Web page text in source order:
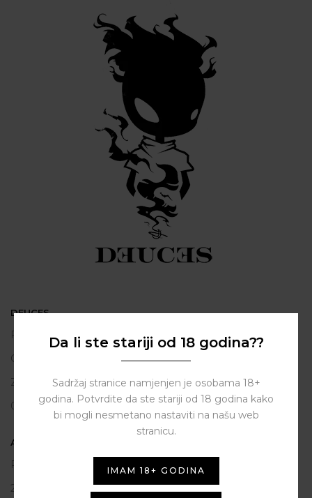
DEUCES
Polačišće 2
City Gallery
Zadar
098 163 2222
ASSIST HUB d.o.o.
Put vrljuge 13
23206 Sukošan
Da li ste stariji od 18 godina??
Sadržaj stranice namjenjen je osobama 18+
godina. Potvrdite da ste stariji od 18 godina kako
bi mogli nesmetano nastaviti na našu web
stranicu.
IMAM 18+ GODINA